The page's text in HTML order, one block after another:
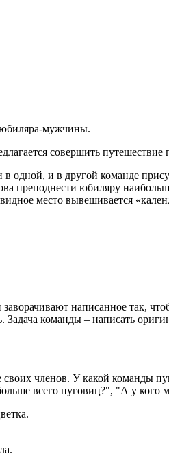
юбиляра-мужчины.
совершить
и в другой команде
преподнести юбиляру
место вывешивается
написанное так,
команды – написать
членов. У какой команды
всего пуговиц?", "А у кого